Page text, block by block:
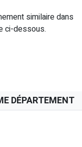
similaire dans
ci-dessous.
DÉPARTEMENT